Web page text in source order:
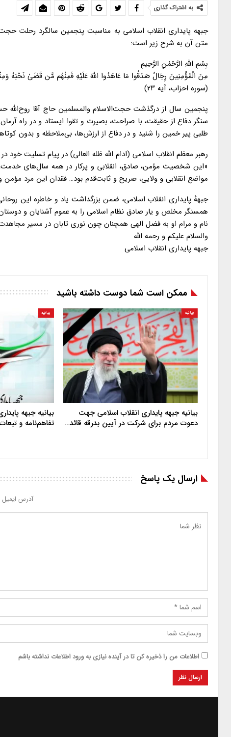
به اشتراک گذاری
جبهه پایداری انقلاب اسلامی به مناسبت پنجمین سالگرد رحلت
متن آن به شرح زیر است:
بِسْمِ اللّٰهِ الرَّحْمٰنِ الرَّحِیمِ
مِنَ الْمُؤْمِنِینَ رِجَالٌ صَدَقُوا مَا عَاهَدُوا اللَّهَ عَلَیْهِ فَمِنْهُم مَّن قَضَىٰ نَحْبَهُ
(سوره احزاب، آیه ۲۳)
پنجمین سال از درگذشت حجت‌الاسلام والمسلمین حاج آقا روح‌الله
سنگر دفاع از حقیقت، با صراحت، بصیرت و تقوا ایستاد و در راه
طلبی پیر خمین را شنید و در دفاع از ارزش‌ها، بی‌ملاحظه و بدون
رهبر معظم انقلاب اسلامی (ادام الله ظله العالی) در پیام تسلیت خود
«این شخصیت مؤمن، صادق، انقلابی و پرکار در همه‌ سال‌های
مواضع انقلابی و ولایی، صریح و ثابت‌قدم بود… فقدان این مرد
جبههٔ پایداری انقلاب اسلامی، ضمن بزرگداشت یاد و خاطره این
همسنگر مخلص و یار صادق نظام اسلامی را به عموم آشنایان و
نام و مرام او به فضل الهی همچنان چون نوری تابان در مسیر
والسلام علیکم و رحمه الله
جبهه پایداری انقلاب اسلامی
ممکن است شما دوست داشته باشید
بیانیه
بیانیه جبهه پایداری انقلاب اسلامی جهت
دعوت مردم برای شرکت در آیین بدرقه قائد…
بیانیه
بیانیه جبهه
تفاهم‌نامه و
ارسال یک پاسخ
آدرس
اطلاعات من را ذخیره کن تا در آینده نیازی به ورود اطلاعات نداشته باشم